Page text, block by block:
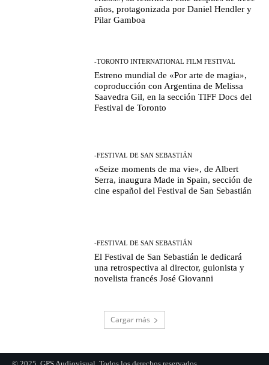
años, protagonizada por Daniel Hendler y
Pilar Gamboa
-TORONTO INTERNATIONAL FILM FESTIVAL
Estreno mundial de «Por arte de magia»,
coproducción con Argentina de Melissa
Saavedra Gil, en la sección TIFF Docs del
Festival de Toronto
-FESTIVAL DE SAN SEBASTIÁN
«Seize moments de ma vie», de Albert
Serra, inaugura Made in Spain, sección de
cine español del Festival de San Sebastián
-FESTIVAL DE SAN SEBASTIÁN
El Festival de San Sebastián le dedicará
una retrospectiva al director, guionista y
novelista francés José Giovanni
Cargar más